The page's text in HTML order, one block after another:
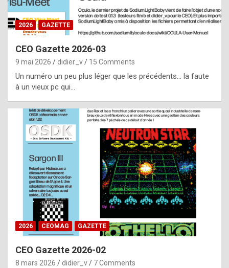
a
s
i
e
f
o
m
m
a
y
b
e
b
y
g
2026 GAZETTE
CEO Gazette 2026-03
9 mai 2026 didier_v 15 Comments
Un numéro un peu plus léger que les précédents… la faute
à un vieux pc qui…
2026 CEOMAG GAZETTE
CEO Gazette 2026-02
8 mars 2026 didier_v 7 Comments